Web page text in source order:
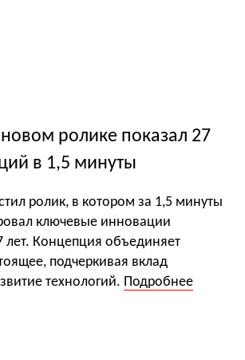
ролике показал 27
в 1,5 минуты
ролик, в котором за 1,5 минуты
ключевые инновации
лет. Концепция объединяет
подчеркивая вклад
технологий. Подробнее